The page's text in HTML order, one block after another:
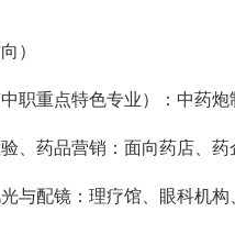
）
职重点特色专业）：中药
、药品营销：面向药店、药
与配镜：理疗馆、眼科机构